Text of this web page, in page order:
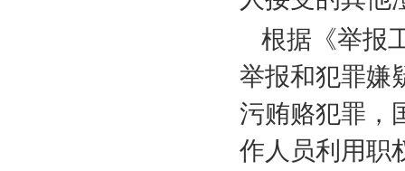
根据《举报
举报和犯罪嫌
污贿赂犯罪，
作人员利用职